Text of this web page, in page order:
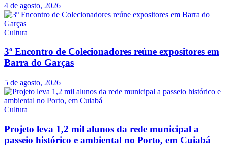
4 de agosto, 2026
Cultura
3º Encontro de Colecionadores reúne expositores em
Barra do Garças
5 de agosto, 2026
Cultura
Projeto leva 1,2 mil alunos da rede municipal a
passeio histórico e ambiental no Porto, em Cuiabá